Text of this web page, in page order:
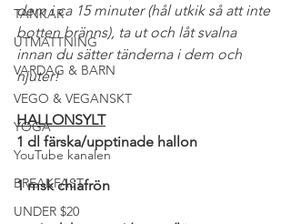
TANKAR
UTMATTNING
VARDAG & BARN
VEGO & VEGANSKT
YOGA
YouTube kanalen
BREAKFAST
UNDER $20
dem i ca 15 minuter (hål utkik så att inte
botten bränns), ta ut och låt svalna
innan du sätter tänderna i dem och
njuter!
HALLONSYLT
1 dl färska/upptinade hallon
1 msk chiafrön